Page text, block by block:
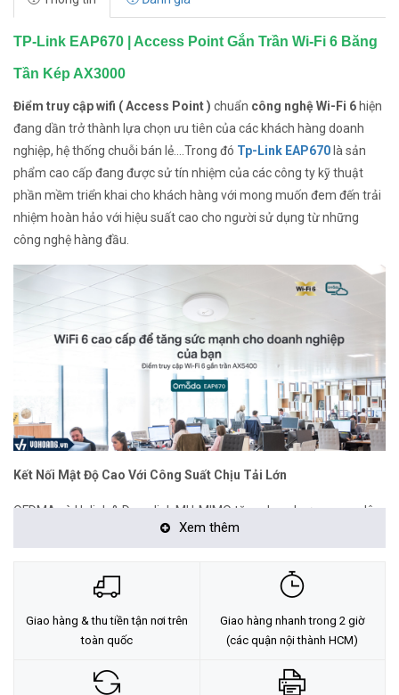
TP-Link EAP670 | Access Point Gắn Trần Wi-Fi 6 Băng
Tần Kép AX3000
Điểm truy cập wifi ( Access Point ) chuẩn công nghệ Wi-Fi 6 hiện
đang dần trở thành lựa chọn ưu tiên của các khách hàng doanh
nghiệp, hệ thống chuỗi bán lẻ....Trong đó Tp-Link EAP670 là sản
phẩm cao cấp đang được sử tín nhiệm của các công ty kỹ thuật
phần mềm triển khai cho khách hàng với mong muốn đem đến trải
nhiệm hoàn hảo với hiệu suất cao cho người sử dụng từ những
công nghệ hàng đầu.
Kết Nối Mật Độ Cao Với Công Suất Chịu Tải Lớn
OFDMA và Uplink & Downlink MU-MIMO tăng dung lượng mạng lên
tới 4 lần so với Wi-Fi 5 (802.11ac) trong môi trường mật độ cao để
dùng và nâng cấp doanh nghiệp của bạn hơn bao giờ hết.
Xem thêm
Giao hàng & thu tiền tận nơi trên
toàn quốc
Giao hàng nhanh trong 2 giờ
(các quận nội thành HCM)